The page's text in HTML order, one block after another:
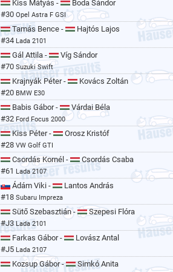
Kiss Mátyás -
Boda Sándor
#30 Opel Astra F GSI
Tamás Bence -
Hajtós Lajos
#34 Lada 2101
Gál Attila -
Víg Sándor
#70 Suzuki Swift
Krajnyák Péter -
Kovács Zoltán
#20 BMW E30
Babis Gábor -
Várdai Béla
#32 Ford Focus 2000
Kiss Péter -
Orosz Kristóf
#28 VW Golf GTI
Csordás Kornél -
Csordás Csaba
#61 Lada 2107
Ádám Viki -
Lantos András
#18 Subaru Impreza
Sütő Szebasztián -
Szepesi Flóra
#J3 Lada 2101
Farkas Gábor -
Lovász Antal
#J5 Lada 2107
Kozsup Gábor -
Simkó Anita